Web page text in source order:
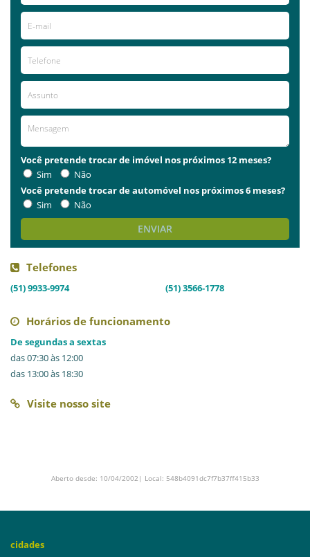
Você pretende trocar de imóvel nos próximos 12 meses?
Sim
Não
Você pretende trocar de automóvel nos próximos 6 meses?
Sim
Não
ENVIAR
Telefones
(51) 9933-9974 (51) 3566-1778
Horários de funcionamento
De segundas a sextas
das 07:30 às 12:00
das 13:00 às 18:30
Visite nosso site
Aberto desde: 10/04/2002| Local: 548b4091dc7f7b37ff415b33
cidades